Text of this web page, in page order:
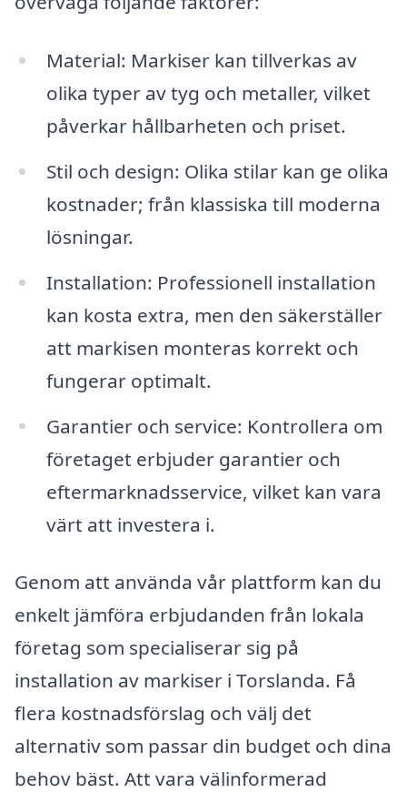
Material: Markiser kan tillverkas av
olika typer av tyg och metaller, vilket
påverkar hållbarheten och priset.
Stil och design: Olika stilar kan ge olika
kostnader; från klassiska till moderna
lösningar.
Installation: Professionell installation
kan kosta extra, men den säkerställer
att markisen monteras korrekt och
fungerar optimalt.
Garantier och service: Kontrollera om
företaget erbjuder garantier och
eftermarknadsservice, vilket kan vara
värt att investera i.
Genom att använda vår plattform kan du
enkelt jämföra erbjudanden från lokala
företag som specialiserar sig på
installation av markiser i Torslanda. Få
flera kostnadsförslag och välj det
alternativ som passar din budget och dina
behov bäst. Att vara välinformerad